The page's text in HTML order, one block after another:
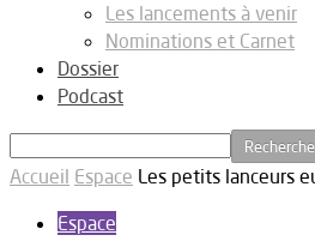
Les lancements à venir
Nominations et Carnet
Dossier
Podcast
Accueil Espace Les petits lanceurs
Espace